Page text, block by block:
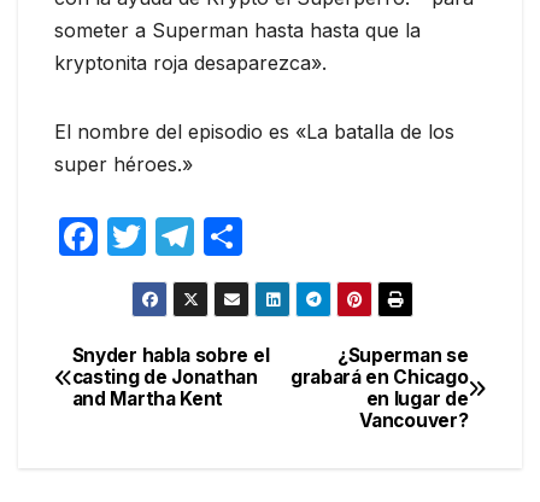
someter a Superman hasta hasta que la
kryptonita roja desaparezca».
El nombre del episodio es «La batalla de los
super héroes.»
F
e
b
T
w
itt
er
T
el
e
gr
a
o
m
p
ar
Navegación
de
¿Superman se
grabará en Chicago
en lugar de
Vancouver?
Snyder habla sobre el
casting de Jonathan
and Martha Kent